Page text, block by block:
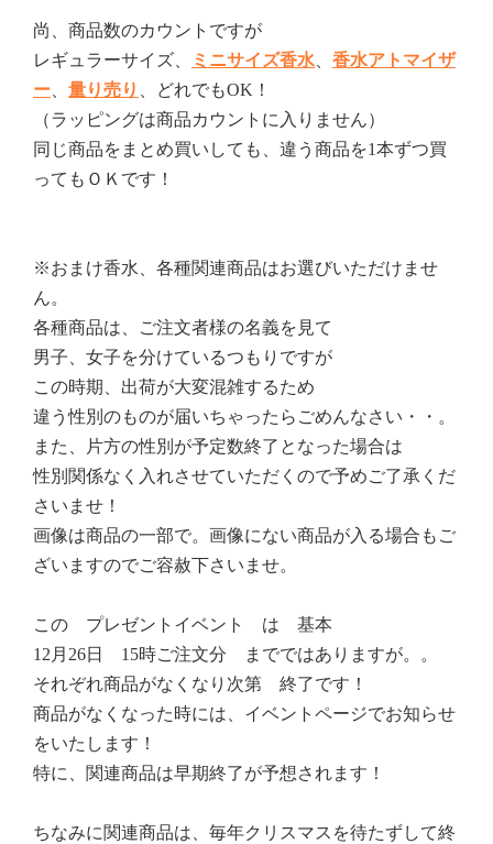
尚、商品数のカウントですが
レギュラーサイズ、
ミニサイズ香水
香水アトマイザ
ー
量り売り
、どれでもOK！
（ラッピングは商品カウントに入りません）
同じ商品をまとめ買いしても、違う商品を1本ずつ買
ってもＯＫです！
※おまけ香水、各種関連商品はお選びいただけませ
ん。
各種商品は、ご注文者様の名義を見て
男子、女子を分けているつもりですが
この時期、出荷が大変混雑するため
違う性別のものが届いちゃったらごめんなさい・・。
また、片方の性別が予定数終了となった場合は
性別関係なく入れさせていただくので予めご了承くだ
さいませ！
画像は商品の一部で。画像にない商品が入る場合もご
ざいますのでご容赦下さいませ。
この プレゼントイベント は 基本
12月26日 15時ご注文分 までではありますが。。
それぞれ商品がなくなり次第 終了です！
商品がなくなった時には、イベントページでお知らせ
をいたします！
特に、関連商品は早期終了が予想されます！
ちなみに関連商品は、毎年クリスマスを待たずして終